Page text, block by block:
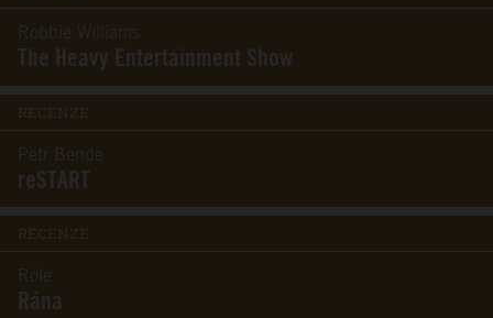
Robbie Williams
The Heavy Entertainment Show
RECENZE
Petr Bende
reSTART
RECENZE
Role
Rána